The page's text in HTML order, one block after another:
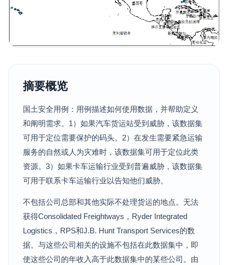
摘要概览
国土安全用例：用例描述如何使用数据，并帮助定义
和阐明需求。1）如果汽车货运站受到威胁，该数据集
可用于定位需要保护的码头。2）在发生需要紧急运输
服务的自然或人为灾难时，该数据集可用于定位此类
资源。3）如果卡车运输行业受到普遍威胁，该数据集
可用于联系卡车运输行业以告知他们威胁。
不包括公司总部和其他实际不处理货运的地点。无法
获得Consolidated Freightways，Ryder Integrated
Logistics，RPS和J.B. Hunt Transport Services的数
据。与这些公司相关的设施不包括在此数据集中，即
使这些公司的年收入高于此数据集中的某些公司。由